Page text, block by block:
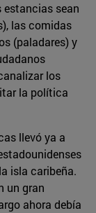
estancias sean
las comidas
(paladares) y
los
la política
llevó ya a
isla caribeña.
un gran
ahora debía